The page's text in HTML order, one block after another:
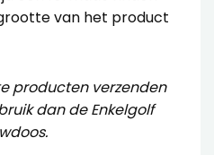
van het product
producten verzenden
dan deEnkelgolf
.